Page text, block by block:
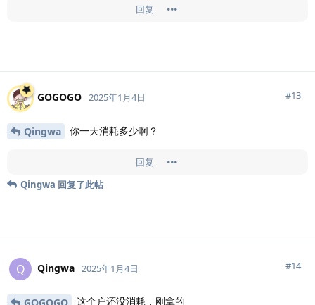
回复
GOGOGO 2025年1月4日 #13
Qingwa 你一天消耗多少啊？
回复
Qingwa 回复了此帖
Q Qingwa 2025年1月4日 #14
这个户还没消耗，刚拿的